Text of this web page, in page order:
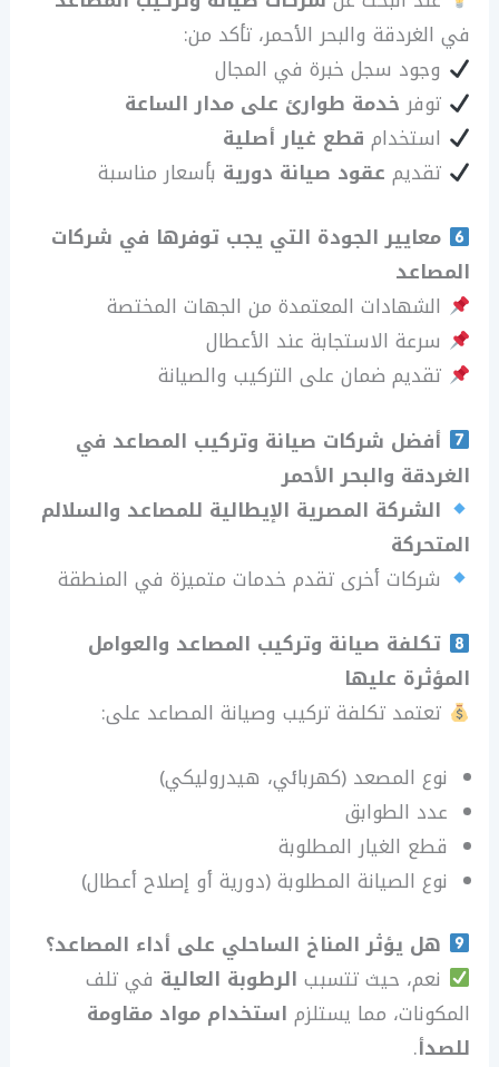
في الغردقة والبحر الأحمر، تأكد من:
وجود سجل خبرة في المجال
توفر خدمة طوارئ على مدار الساعة
استخدام قطع غيار أصلية
تقديم عقود صيانة دورية بأسعار مناسبة
معايير الجودة التي يجب توفرها في شركات
المصاعد
الشهادات المعتمدة من الجهات المختصة
سرعة الاستجابة عند الأعطال
تقديم ضمان على التركيب والصيانة
أفضل شركات صيانة وتركيب المصاعد في
الغردقة والبحر الأحمر
الشركة المصرية الإيطالية للمصاعد والسلالم
المتحركة
شركات أخرى تقدم خدمات متميزة في المنطقة
تكلفة صيانة وتركيب المصاعد والعوامل
المؤثرة عليها
تعتمد تكلفة تركيب وصيانة المصاعد على:
نوع المصعد (كهربائي، هيدروليكي)
عدد الطوابق
قطع الغيار المطلوبة
نوع الصيانة المطلوبة (دورية أو إصلاح أعطال)
هل يؤثر المناخ الساحلي على أداء المصاعد؟
نعم، حيث تتسبب الرطوبة العالية في تلف
المكونات، مما يستلزم استخدام مواد مقاومة
للصدأ.